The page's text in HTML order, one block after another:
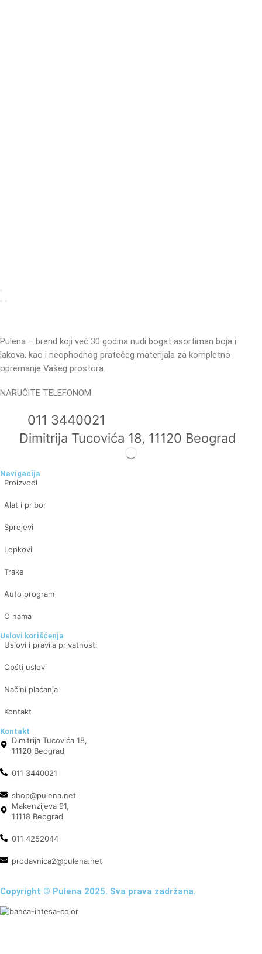
Pulena – brend koji već 30 godina nudi bogat asortiman boja i
lakova, kao i neophodnog pratećeg materijala za kompletno
opremanje Vašeg prostora.
NARUČITE TELEFONOM
011 3440021
Dimitrija Tucovića 18, 11120 Beograd
Navigacija
Proizvodi
Alat i pribor
Sprejevi
Lepkovi
Trake
Auto program
O nama
Uslovi korišćenja
Uslovi i pravila privatnosti
Opšti uslovi
Načini plaćanja
Kontakt
Kontakt
Dimitrija Tucovića 18,
11120 Beograd
011 3440021
shop@pulena.net
Makenzijeva 91,
11118 Beograd
011 4252044
prodavnica2@pulena.net
Copyright © Pulena 2025. Sva prava zadržana.